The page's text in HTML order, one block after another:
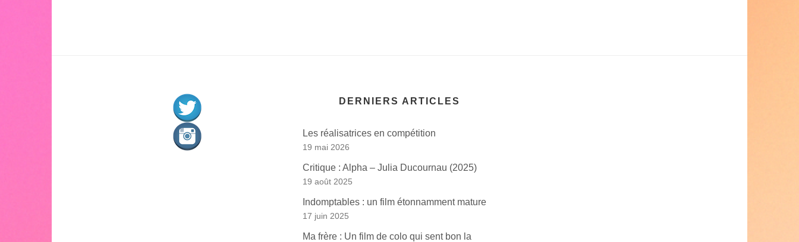
DERNIERS ARTICLES
Les réalisatrices en compétition
19 mai 2026
Critique : Alpha – Julia Ducournau (2025)
19 août 2025
Indomptables : un film étonnamment mature
17 juin 2025
Ma frère : Un film de colo qui sent bon la